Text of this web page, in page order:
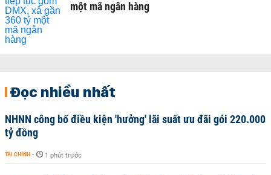
một mã ngân hàng
Đọc nhiều nhất
NHNN công bố điều kiện 'hưởng' lãi suất ưu đãi gói 220.000
tỷ đồng
TÀI CHÍNH - 1 phút trước